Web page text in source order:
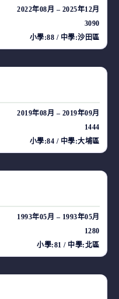
2022年08月 – 2025年12月
3090
小學:88 / 中學:沙田區
2019年08月 – 2019年09月
1444
小學:84 / 中學:大埔區
1993年05月 – 1993年05月
1280
小學:81 / 中學:北區